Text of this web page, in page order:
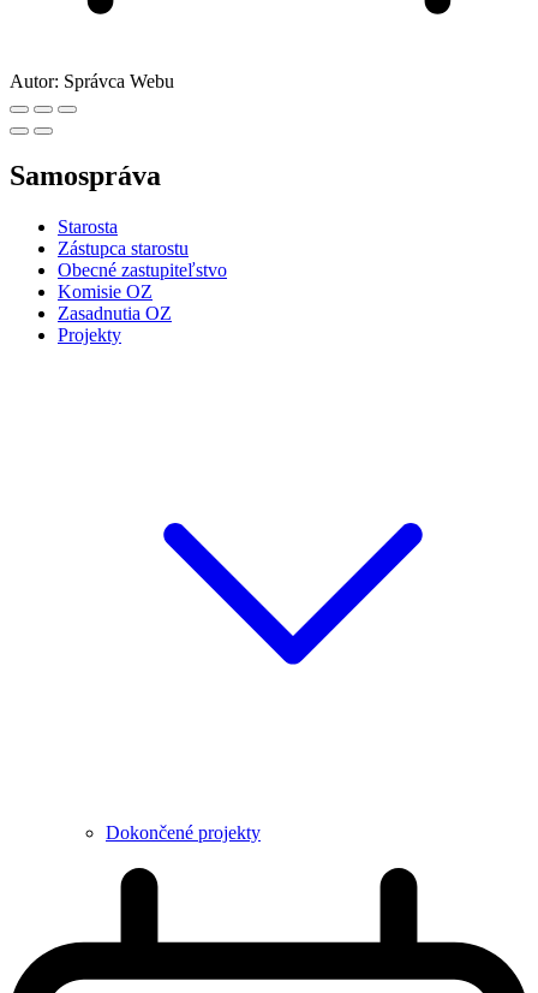
Autor: Správca Webu
Samospráva
Starosta
Zástupca starostu
Obecné zastupiteľstvo
Komisie OZ
Zasadnutia OZ
Projekty
Dokončené projekty